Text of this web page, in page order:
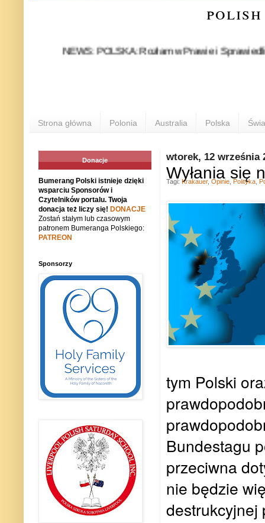
NEWS: POLSKA: Rozłam w Prawie i
Strona główna Polonia Australia Polska
wtorek, 12 września
Wyłania się
tym Polski
Bundestagu
przeciwna
nie będzie
destrukcyjnej
Tagi: Krakauer, Opinie Polityka
Donacje
Bumerang Polski istnieje dzięki
wsparciu Sponsorów i
Czytelników portalu. Twoja
donacja też liczy się! DONACJE
Zostań stałym lub czasowym
patronem Bumeranga Polskiego:
PATREON
Sponsorzy